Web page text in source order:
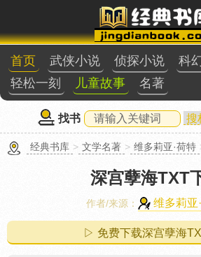
首页 武侠小说 侦探小说 科
轻松一刻
儿童故事 名著
找书
经典书库 > 文学名著 > 维多莉亚·荷特
深宫孽海TXT
作者/来源： 维多莉亚
▷ 免费下载深宫孽海